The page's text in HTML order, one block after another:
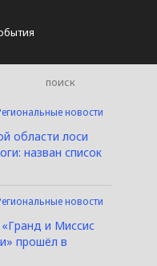
новости
области лоси
назван список
новости
и Миссис
прошёл в